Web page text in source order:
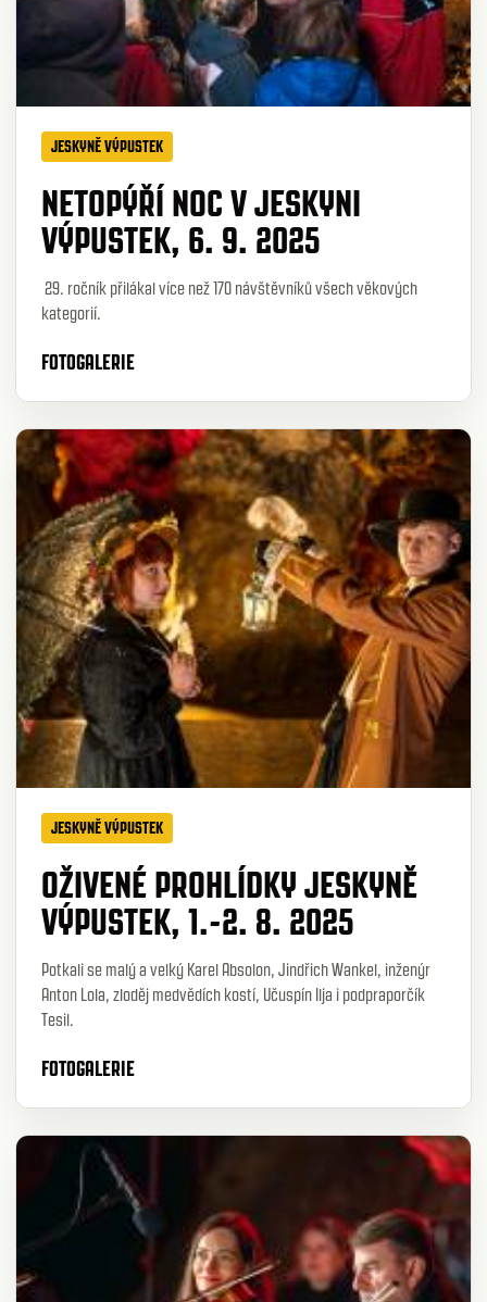
JESKYNĚ VÝPUSTEK
NETOPÝŘÍ NOC V JESKYNI
VÝPUSTEK, 6. 9. 2025
29. ročník přilákal více než 170 návštěvníků všech věkových
kategorií.
FOTOGALERIE
JESKYNĚ VÝPUSTEK
OŽIVENÉ PROHLÍDKY JESKYNĚ
VÝPUSTEK, 1.-2. 8. 2025
Potkali se malý a velký Karel Absolon, Jindřich Wankel, inženýr
Anton Lola, zloděj medvědích kostí, Učuspín Ilja i podpraporčík
Tesil.
FOTOGALERIE